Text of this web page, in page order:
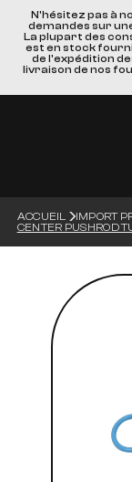
N'hésitez pas à
demandes sur
La plupart des
est en stock
de l'expédition
livraison de nos
ACCUEIL
IMPORT
CENTER PUSHROD